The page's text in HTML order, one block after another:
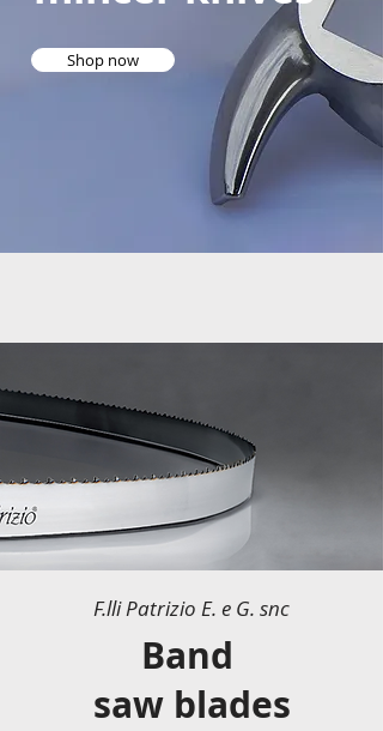
Shop now
F.lli Patrizio E. e G. snc
Band
saw blades